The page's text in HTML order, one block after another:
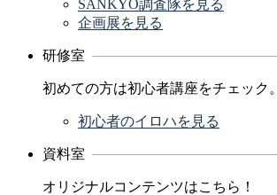
SANKYO調査隊を見る
企画展を見る
研修室
初めての方は初心者講座をチェック。
初心者のイロハを見る
資料室
オリジナルコンテンツはこちら！